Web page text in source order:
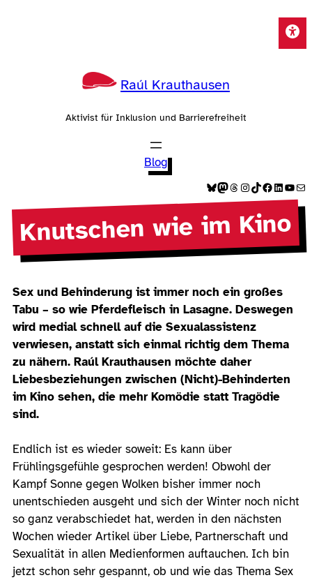
Raúl Krauthausen
Aktivist für Inklusion und Barrierefreiheit
Blog
Bluesky Mastodon Threads Instagram TikTok Facebook LinkedIn YouTube E-Mail
Knutschen wie im Kino
Sex und Behinderung ist immer noch ein großes
Tabu – so wie Pferdefleisch in Lasagne. Deswegen
wird medial schnell auf die Sexualassistenz
verwiesen, anstatt sich einmal richtig dem Thema
zu nähern. Raúl Krauthausen möchte daher
Liebesbeziehungen zwischen (Nicht)-Behinderten
im Kino sehen, die mehr Komödie statt Tragödie
sind.
Endlich ist es wieder soweit: Es kann über
Frühlingsgefühle gesprochen werden! Obwohl der
Kampf Sonne gegen Wolken bisher immer noch
unentschieden ausgeht und sich der Winter noch nicht
so ganz verabschiedet hat, werden in den nächsten
Wochen wieder Artikel über Liebe, Partnerschaft und
Sexualität in allen Medienformen auftauchen. Ich bin
jetzt schon sehr gespannt, ob und wie das Thema Sex